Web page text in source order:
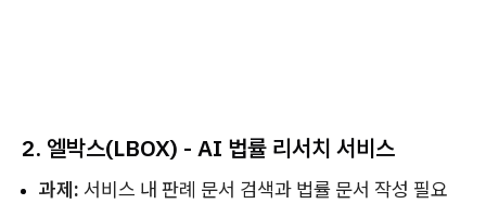
2. 엘박스(LBOX) - AI 법률 리서치 서비스
과제: 서비스 내 판례 문서 검색과 법률 문서 작성 필요